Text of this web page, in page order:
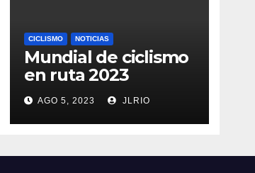
CICLISMO NOTICIAS
Mundial de ciclismo
en ruta 2023
AGO 5, 2023 JLRIO